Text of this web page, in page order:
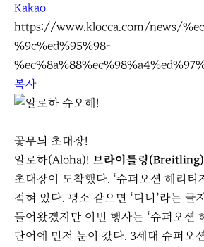
S
S
h
a
r
e
Kakao
https://www.klocca.com/news/
%9c%ed%95%98-
복사
꽃무늬 초대장!
알로하(Aloha)! 브라이틀링(Breitling)
초대장이 도착했다. ‘슈퍼오션 헤리티
적혀 있다. 평소 같으면 ‘디너’라는 글
들어왔겠지만 이번 행사는 ‘슈퍼오션
단어에 먼저 눈이 갔다. 3세대 슈퍼오